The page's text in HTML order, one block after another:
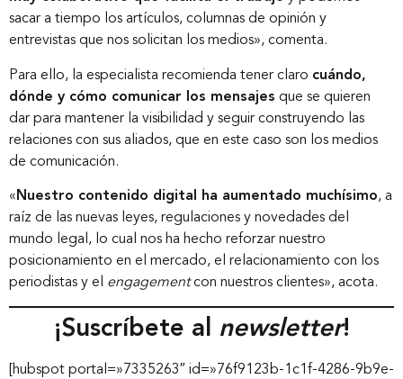
Nuestros servicios
Nuestros clientes
Contáctanos
sacar a tiempo los artículos, columnas de opinión y
entrevistas que nos solicitan los medios», comenta.
Para ello, la especialista recomienda tener claro cuándo,
dónde y cómo comunicar los mensajes que se quieren
dar para mantener la visibilidad y seguir construyendo las
relaciones con sus aliados, que en este caso son los medios
de comunicación.
« Nuestro contenido digital ha aumentado muchísimo, a
raíz de las nuevas leyes, regulaciones y novedades del
mundo legal, lo cual nos ha hecho reforzar nuestro
posicionamiento en el mercado, el relacionamiento con los
periodistas y el engagementcon nuestros clientes», acota.
¡Suscríbete al newsletter!
[hubspot portal=»7335263″ id=»76f9123b-1c1f-4286-9b9e-